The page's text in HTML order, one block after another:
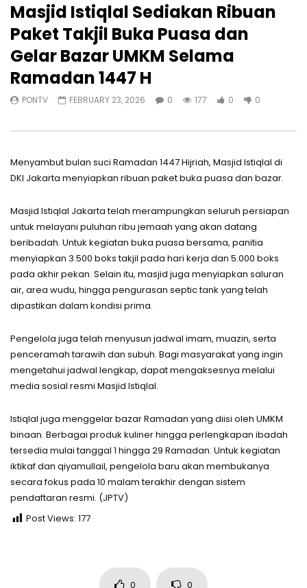
Masjid Istiqlal Sediakan Ribuan
Paket Takjil Buka Puasa dan
Gelar Bazar UMKM Selama
Ramadan 1447 H
PONTV FEBRUARY 23, 2026 0 177 0 0
Menyambut bulan suci Ramadan 1447 Hijriah, Masjid Istiqlal di
DKI Jakarta menyiapkan ribuan paket buka puasa dan bazar.
Masjid Istiqlal Jakarta telah merampungkan seluruh persiapan
untuk melayani puluhan ribu jemaah yang akan datang
beribadah. Untuk kegiatan buka puasa bersama, panitia
menyiapkan 3.500 boks takjil pada hari kerja dan 5.000 boks
pada akhir pekan. Selain itu, masjid juga menyiapkan saluran
air, area wudu, hingga pengurasan septic tank yang telah
dipastikan dalam kondisi prima.
Pengelola juga telah menyusun jadwal imam, muazin, serta
penceramah tarawih dan subuh. Bagi masyarakat yang ingin
mengetahui jadwal lengkap, dapat mengaksesnya melalui
media sosial resmi Masjid Istiqlal.
Istiqlal juga menggelar bazar Ramadan yang diisi oleh UMKM
binaan. Berbagai produk kuliner hingga perlengkapan ibadah
tersedia mulai tanggal 1 hingga 29 Ramadan. Untuk kegiatan
iktikaf dan qiyamullail, pengelola baru akan membukanya
secara fokus pada 10 malam terakhir dengan sistem
pendaftaran resmi. (JPTV)
Post Views: 177
0 0